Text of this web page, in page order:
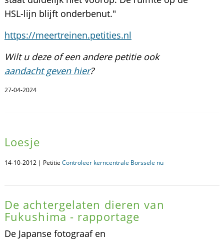
HSL-lijn blijft onderbenut."
https://meertreinen.petities.nl
Wilt u deze of een andere petitie ook
aandacht geven hier?
27-04-2024
Loesje
14-10-2012 | Petitie Controleer kerncentrale Borssele nu
De achtergelaten dieren van
Fukushima - rapportage
De Japanse fotograaf en